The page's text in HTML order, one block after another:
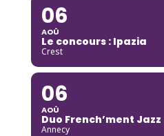
06
AOÛ
Le concours : Ipazia
Crest
06
AOÛ
Duo French’ment Jazz
Annecy